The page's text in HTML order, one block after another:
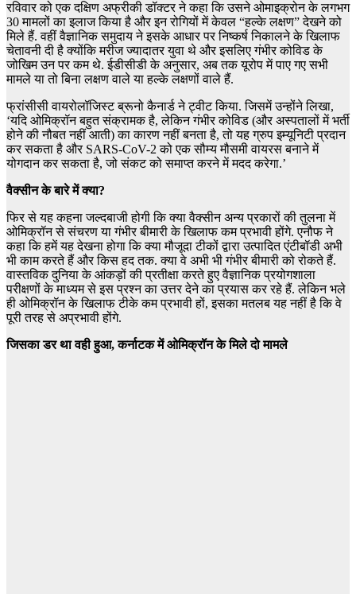
रविवार को एक दक्षिण अफ्रीकी डॉक्टर ने कहा कि उसने ओमाइक्रोन के लगभग
30 मामलों का इलाज किया है और इन रोगियों में केवल “हल्के लक्षण” देखने को
मिले हैं. वहीं वैज्ञानिक समुदाय ने इसके आधार पर निष्कर्ष निकालने के खिलाफ
चेतावनी दी है क्योंकि मरीज ज्यादातर युवा थे और इसलिए गंभीर कोविड के
जोखिम उन पर कम थे. ईडीसीडी के अनुसार, अब तक यूरोप में पाए गए सभी
मामले या तो बिना लक्षण वाले या हल्के लक्षणों वाले हैं.
फ्रांसीसी वायरोलॉजिस्ट ब्रूनो कैनार्ड ने ट्वीट किया. जिसमें उन्होंने लिखा,
‘यदि ओमिक्रॉन बहुत संक्रामक है, लेकिन गंभीर कोविड (और अस्पतालों में भर्ती
होने की नौबत नहीं आती) का कारण नहीं बनता है, तो यह ग्रुप इम्यूनिटी प्रदान
कर सकता है और SARS-CoV-2 को एक सौम्य मौसमी वायरस बनाने में
योगदान कर सकता है, जो संकट को समाप्त करने में मदद करेगा.’
वैक्सीन के बारे में क्या?
फिर से यह कहना जल्दबाजी होगी कि क्या वैक्सीन अन्य प्रकारों की तुलना में
ओमिक्रॉन से संचरण या गंभीर बीमारी के खिलाफ कम प्रभावी होंगे. एनौफ ने
कहा कि हमें यह देखना होगा कि क्या मौजूदा टीकों द्वारा उत्पादित एंटीबॉडी अभी
भी काम करते हैं और किस हद तक. क्या वे अभी भी गंभीर बीमारी को रोकते हैं.
वास्तविक दुनिया के आंकड़ों की प्रतीक्षा करते हुए वैज्ञानिक प्रयोगशाला
परीक्षणों के माध्यम से इस प्रश्न का उत्तर देने का प्रयास कर रहे हैं. लेकिन भले
ही ओमिक्रॉन के खिलाफ टीके कम प्रभावी हों, इसका मतलब यह नहीं है कि वे
पूरी तरह से अप्रभावी होंगे.
जिसका डर था वही हुआ, कर्नाटक में ओमिक्रॉन के मिले दो मामले